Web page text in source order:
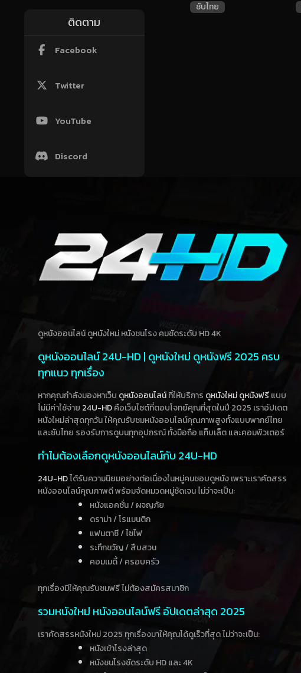
ติดตาม
Facebook
Twitter
YouTube
Discord
ซับไทย
ดูหนังออนไลน์ ดูหนังใหม่ หนังชนโรง คมชัดระดับ HD 4K
ดูหนังออนไลน์ 24U-HD | ดูหนังใหม่ ดูหนังฟรี 2025 ครบ
ทุกแนว ทุกเรื่อง
หากคุณกำลังมองหาเว็บ ดูหนังออนไลน์ที่ให้บริการ ดูหนังใหม่ดูหนังฟรีแบบ
ไม่มีค่าใช้จ่าย 24U-HDคือเว็บไซต์ที่ตอบโจทย์คุณที่สุดในปี 2025 เราอัปเดต
หนังใหม่ล่าสุดทุกวัน ให้คุณรับชมหนังออนไลน์คุณภาพสูงทั้งแบบพากย์ไทย
และซับไทย รองรับการดูบนทุกอุปกรณ์ ทั้งมือถือ แท็บเล็ต และคอมพิวเตอร์
ทำไมต้องเลือกดูหนังออนไลน์กับ 24U-HD
24U-HDได้รับความนิยมอย่างต่อเนื่องในหมู่คนชอบดูหนัง เพราะเราคัดสรร
หนังออนไลน์คุณภาพดี พร้อมจัดหมวดหมู่ชัดเจน ไม่ว่าจะเป็น:
หนังแอคชั่น / ผจญภัย
ดราม่า / โรแมนติก
แฟนตาซี / ไซไฟ
ระทึกขวัญ / สืบสวน
คอมเมดี้ / ครอบครัว
ทุกเรื่องมีให้คุณรับชมฟรี ไม่ต้องสมัครสมาชิก
รวมหนังใหม่ หนังออนไลน์ฟรี อัปเดตล่าสุด 2025
เราคัดสรรหนังใหม่ 2025 ทุกเรื่องมาให้คุณได้ดูเร็วที่สุด ไม่ว่าจะเป็น:
หนังเข้าโรงล่าสุด
หนังชนโรงชัดระดับ HD และ 4K